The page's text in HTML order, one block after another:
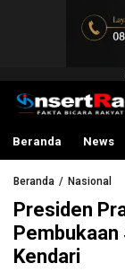
InsertRakyat.com
Fakta Bicara
Beranda News
Beranda Nasional
Presiden
Pembukaan
Kendari